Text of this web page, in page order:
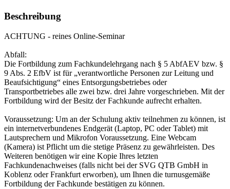
Beschreibung
ACHTUNG - reines Online-Seminar
Abfall:
Die Fortbildung zum Fachkundelehrgang nach § 5 AbfAEV bzw. §
9 Abs. 2 EfbV ist für „verantwortliche Personen zur Leitung und
Beaufsichtigung“ eines Entsorgungsbetriebes oder
Transportbetriebes alle zwei bzw. drei Jahre vorgeschrieben. Mit der
Fortbildung wird der Besitz der Fachkunde aufrecht erhalten.
Voraussetzung: Um an der Schulung aktiv teilnehmen zu können, ist
ein internetverbundenes Endgerät (Laptop, PC oder Tablet) mit
Lautsprechern und Mikrofon Voraussetzung. Eine Webcam
(Kamera) ist Pflicht um die stetige Präsenz zu gewährleisten. Des
Weiteren benötigen wir eine Kopie Ihres letzten
Fachkundenachweises (falls nicht bei der SVG QTB GmbH in
Koblenz oder Frankfurt erworben), um Ihnen die turnusgemäße
Fortbildung der Fachkunde bestätigen zu können.